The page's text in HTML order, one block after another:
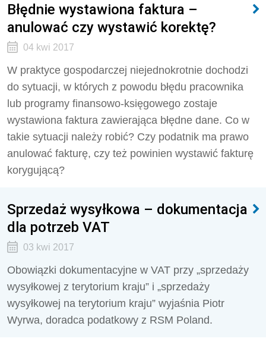
Błędnie wystawiona faktura –
anulować czy wystawić korektę?
04 kwi 2017
W praktyce gospodarczej niejednokrotnie dochodzi
do sytuacji, w których z powodu błędu pracownika
lub programy finansowo-księgowego zostaje
wystawiona faktura zawierająca błędne dane. Co w
takie sytuacji należy robić? Czy podatnik ma prawo
anulować fakturę, czy też powinien wystawić fakturę
korygującą?
Sprzedaż wysyłkowa – dokumentacja
dla potrzeb VAT
03 kwi 2017
Obowiązki dokumentacyjne w VAT przy „sprzedaży
wysyłkowej z terytorium kraju” i „sprzedaży
wysyłkowej na terytorium kraju” wyjaśnia Piotr
Wyrwa, doradca podatkowy z RSM Poland.